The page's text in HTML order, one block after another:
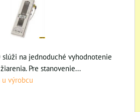
slúži na jednoduché vyhodnotenie
Pre stanovenie...
u výrobcu